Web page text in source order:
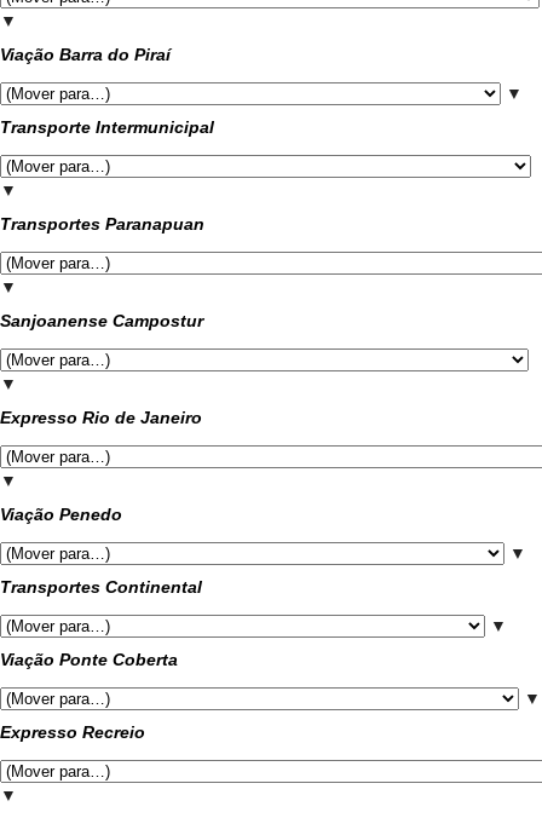
▼
Viação Barra do Piraí
▼
Transporte Intermunicipal
▼
Transportes Paranapuan
▼
Sanjoanense Campostur
▼
Expresso Rio de Janeiro
▼
Viação Penedo
▼
Transportes Continental
▼
Viação Ponte Coberta
▼
Expresso Recreio
▼